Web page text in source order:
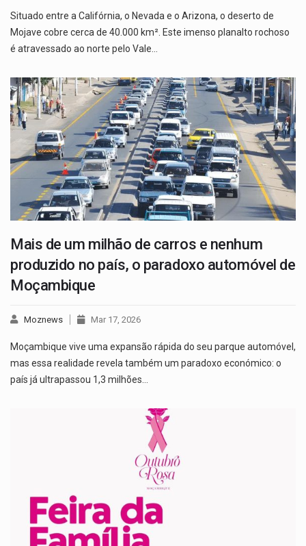
Situado entre a Califórnia, o Nevada e o Arizona, o deserto de
Mojave cobre cerca de 40.000 km². Este imenso planalto rochoso
é atravessado ao norte pelo Vale…
Mais de um milhão de carros e nenhum
produzido no país, o paradoxo automóvel de
Moçambique
Moznews Mar 17, 2026
Moçambique vive uma expansão rápida do seu parque automóvel,
mas essa realidade revela também um paradoxo económico: o
país já ultrapassou 1,3 milhões…